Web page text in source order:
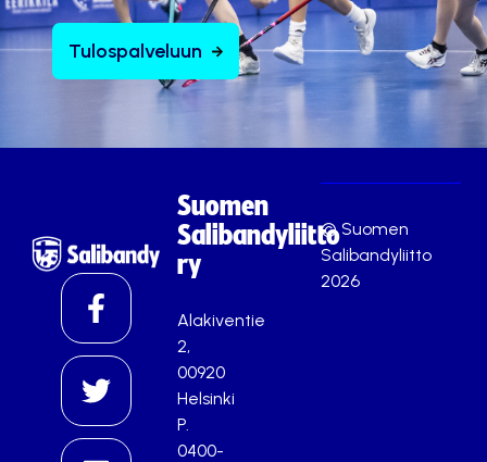
Tulospalveluun
Suomen
Salibandyliitto
ry
Alakiventie
2,
00920
Helsinki
P.
0400-
© Suomen
Salibandyliitto
2026